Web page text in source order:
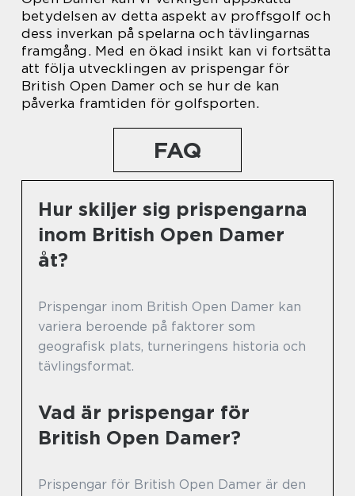
betydelsen av detta aspekt av proffsgolf och
dess inverkan på spelarna och tävlingarnas
framgång. Med en ökad insikt kan vi fortsätta
att följa utvecklingen av prispengar för
British Open Damer och se hur de kan
påverka framtiden för golfsporten.
FAQ
Hur skiljer sig prispengarna
inom British Open Damer
åt?
Prispengar inom British Open Damer kan
variera beroende på faktorer som
geografisk plats, turneringens historia och
tävlingsformat.
Vad är prispengar för
British Open Damer?
Prispengar för British Open Damer är den